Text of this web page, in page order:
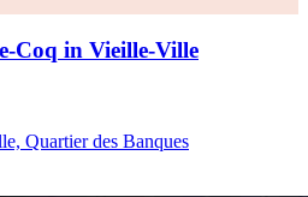
Coq in Vieille-Ville
Quartier des Banques